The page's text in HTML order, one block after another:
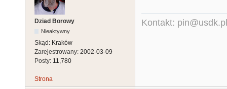
Dziad Borowy
Nieaktywny
Skąd: Kraków
Zarejestrowany: 2002-03-09
Posty: 11,780
Kontakt: pin@usdk.pl
Strona